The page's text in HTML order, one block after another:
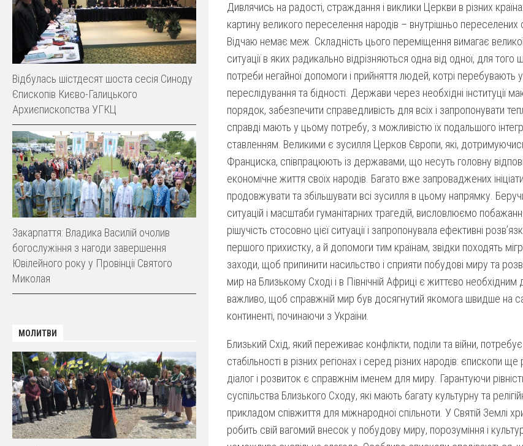
Дивлячись на радості, страждання і виклики Церкви в різних
картину великого переселення народів – внутрішньо переселених
Відчаю немає меж. Складність цього переміщення вимагає
ситуації в яких радикально відрізняються одна від одної, для
потреби негайної допомоги і прийняття людей, котрі перебувають у
переслідування та бідності. Держави через необхідні інституції
порядок, забезпечити справедливість для всіх і запропонувати
справді мають у цьому потребу, з можливістю їх подальшого
ставленням. Великими є зусилля Церков Європи, які,
Франциска, співпрацюють із державами, що несуть головну
економічне життя своїх народів. Багато вже запроваджених
продовжувати та збільшувати всі зусилля в цьому напрямку.
ситуацій і масштаби гуманітарних трагедій, висловлюємо
рішучість стосовно цієї ситуації і запропонувала ефективні
першого прихистку, а й допомоги тим країнам, звідки походять
заходи, щоб припинити насильство і сприяти побудові миру та
мир на Близькому Сході і в Північній Африці є життєво
важливо, щоб справжній мир був досягнутий якомога швидше на
континенті, починаючи з України.
Близький Схід, який переживає конфлікти, поділи та війни,
стабільності в різних регіонах і серед різних народів: єпископи
діалог і розвиток є справжнім іменем для миру. Гарантуючи
суспільства Близького Сходу, які мають багату культурну та
прикладом співжиття для міжнародної спільноти. У Святій Землі
робить свій вагомий внесок у побудову миру, порозуміння і
Відбулась шістдесят шоста сесія Синоду
Єпископів Києво-Галицького
Архиєпископства УГКЦ
Закарпаття: Владика Василій очолив
богослужіння з нагоди завершення
Ювілейного року у Провінції Святого
Миколая
МОЛИТВИ